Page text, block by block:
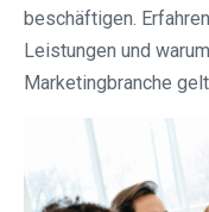
beschäftigen.
Leistungen und
Marketingbranche